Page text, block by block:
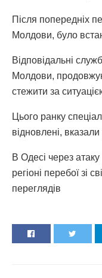
Після попередніх
Молдови, було
Відповідальні
Молдови,
стежити за
Цього ранку
відновлені,
В Одесі через
регіоні перебої зі
переглядiв